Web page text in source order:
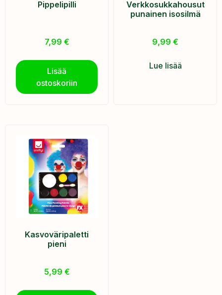
Pippelipilli
7,99 €
Lisää
ostoskoriin
Verkkosukkahousut
punainen isosilmä
9,99 €
Lue lisää
Kasvoväripaletti
pieni
5,99 €